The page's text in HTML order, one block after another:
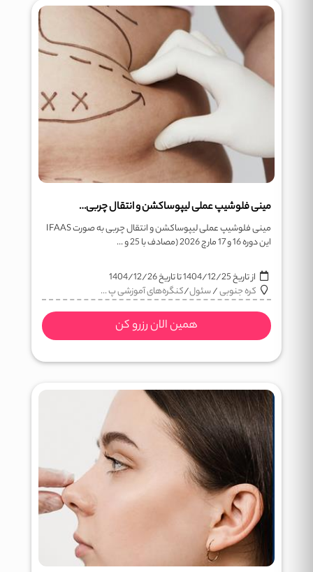
مینی فلوشیپ عملی لیپوساکشن و انتقال چربی به صورت IFAAS
مینی فلوشیپ عملی لیپوساکشن و انتقال چربی به صورت IFAAS
این دوره 16 و 17 مارچ 2026 (مصادف با 25 و ...
از تاریخ1404/12/25تا تاریخ1404/12/26
کره جنوبی/سئول/کنگره‌های آموزشی پ ...
همین الان رزرو کن